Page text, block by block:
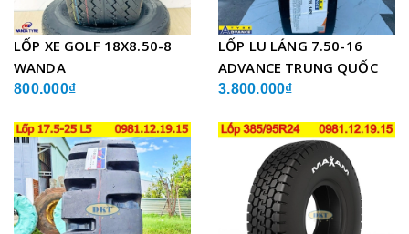
LỐP XE GOLF 18X8.50-8
WANDA
800.000₫
LỐP LU LÁNG 7.50-16
ADVANCE TRUNG QUỐC
3.800.000₫